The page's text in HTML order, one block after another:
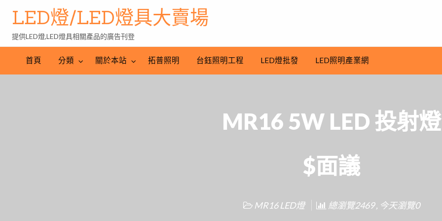
LED
批
LED
照
產
LED燈/LED燈具大賣場
提供LED燈,LED燈具相關產品的廣告刊登
首頁 分類 關於本站 拓普照明 台鈺照明工程 LED燈批發 LED照明產業網
MR16 5W LED 投射燈
$面議
MR16 LED燈 總瀏覽2469 , 今天瀏覽0